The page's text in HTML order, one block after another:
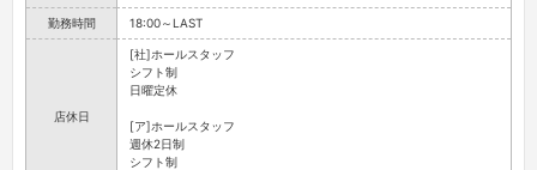
勤務時間 18:00～LAST
店休日
[社]ホールスタッフ
シフト制
日曜定休
[ア]ホールスタッフ
週休2日制
シフト制